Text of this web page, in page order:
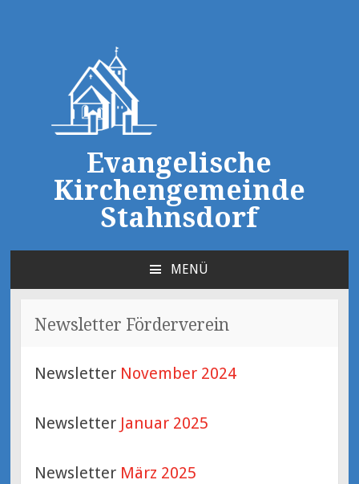
Evangelische
Kirchengemeinde
Stahnsdorf
MENÜ
SPRINGEN
Newsletter Förderverein
Newsletter November 2024
Newsletter Januar 2025
Newsletter März 2025